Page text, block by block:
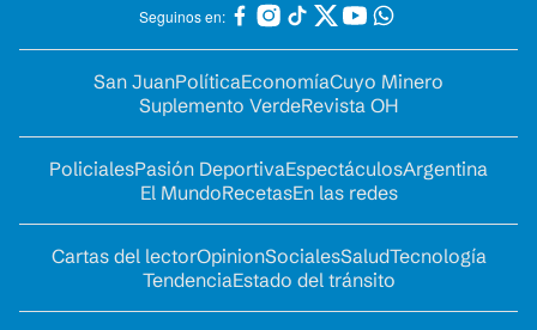
Seguinos en:
San JuanPolíticaEconomíaCuyo Minero
Suplemento VerdeRevista OH
PolicialesPasión DeportivaEspectáculosArgentina
El MundoRecetasEn las redes
Cartas del lectorOpinionSocialesSaludTecnología
TendenciaEstado del tránsito